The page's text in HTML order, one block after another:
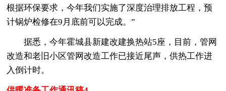
根据环保要求，今年我们实施了深度治理排放工程，预
计锅炉检修在9月底前可以完成。”
据悉，今年霍城县新建改建换热站5座，目前，管网
改造和老旧小区管网改造工作已接近尾声，供热工作进
入倒计时。